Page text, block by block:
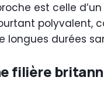
est celle
polyvalent,
longues durées
filière